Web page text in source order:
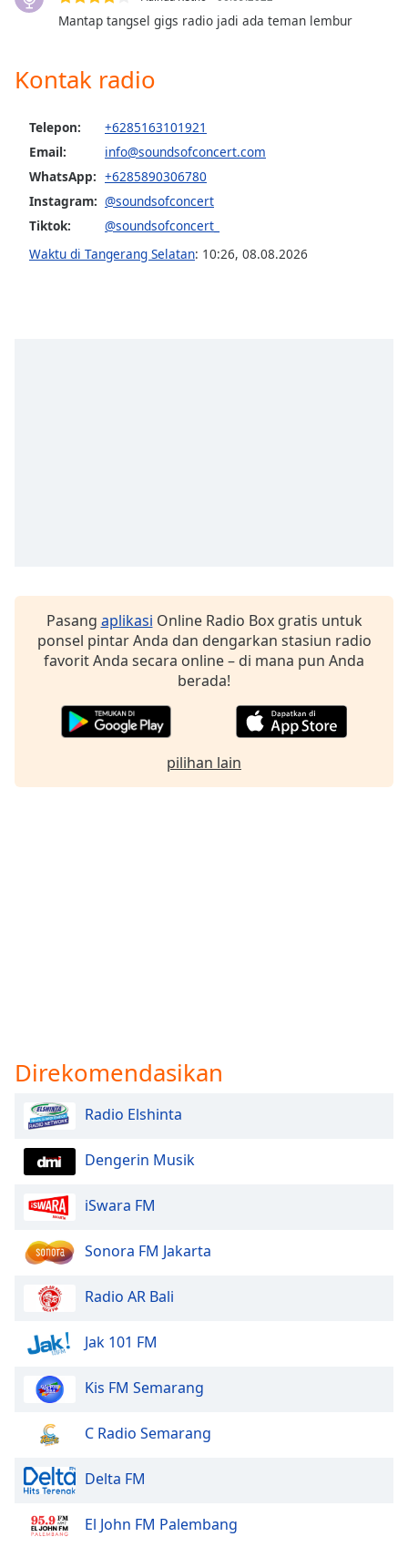
Font
Reset
Close
Modal
Dialog
dialog
Mantap tangsel gigs radio jadi ada teman lembur
Kontak radio
Telepon:
+6285163101921
Email:
info@soundsofconcert.com
WhatsApp: +6285890306780
Instagram: @soundsofconcert
Tiktok:
@soundsofconcert_
Waktu di Tangerang Selatan: 10:26, 08.08.2026
Pasang aplikasi Online Radio Box gratis untuk
ponsel pintar Anda dan dengarkan stasiun radio
favorit Anda secara online – di mana pun Anda
berada!
pilihan lain
Direkomendasikan
Radio Elshinta
Dengerin Musik
iSwara FM
Sonora FM Jakarta
Radio AR Bali
Jak 101 FM
Kis FM Semarang
C Radio Semarang
Delta FM
El John FM Palembang